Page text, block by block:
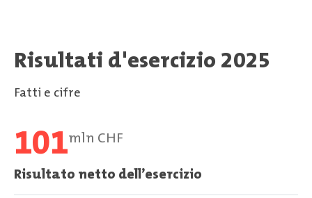
Risultati d'esercizio 2025
Fatti e cifre
101mln CHF
Risultato netto dell’esercizio